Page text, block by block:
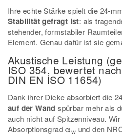
Ihre echte Stärke spielt die 24-
Stabilität gefragt ist: als
stehender, formstabiler
Element. Genau dafür ist sie
Akustische Leistung
ISO 354, bewertet nach
DIN EN ISO 11654)
Dank ihrer Dicke absorbiert die
auf der Wand spürbar mehr als
auch nicht auf Spitzenniveau.
Absorptionsgrad αw und den